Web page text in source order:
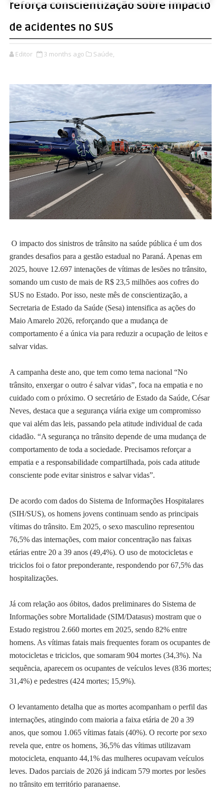
reforça conscientização sobre impacto
de acidentes no SUS
Editor 3 months ago Saúde,
O impacto dos sinistros de trânsito na saúde pública é um dos
grandes desafios para a gestão estadual no Paraná. Apenas em
2025, houve 12.697 intenações de vítimas de lesões no trânsito,
somando um custo de mais de R$ 23,5 milhões aos cofres do
SUS no Estado. Por isso, neste mês de conscientização, a
Secretaria de Estado da Saúde (Sesa) intensifica as ações do
Maio Amarelo 2026, reforçando que a mudança de
comportamento é a única via para reduzir a ocupação de leitos e
salvar vidas.
A campanha deste ano, que tem como tema nacional “No
trânsito, enxergar o outro é salvar vidas”, foca na empatia e no
cuidado com o próximo. O secretário de Estado da Saúde, César
Neves, destaca que a segurança viária exige um compromisso
que vai além das leis, passando pela atitude individual de cada
cidadão. “A segurança no trânsito depende de uma mudança de
comportamento de toda a sociedade. Precisamos reforçar a
empatia e a responsabilidade compartilhada, pois cada atitude
consciente pode evitar sinistros e salvar vidas”.
De acordo com dados do Sistema de Informações Hospitalares
(SIH/SUS), os homens jovens continuam sendo as principais
vítimas do trânsito. Em 2025, o sexo masculino representou
76,5% das internações, com maior concentração nas faixas
etárias entre 20 a 39 anos (49,4%). O uso de motocicletas e
triciclos foi o fator preponderante, respondendo por 67,5% das
hospitalizações.
Já com relação aos óbitos, dados preliminares do Sistema de
Informações sobre Mortalidade (SIM/Datasus) mostram que o
Estado registrou 2.660 mortes em 2025, sendo 82% entre
homens. As vítimas fatais mais frequentes foram os ocupantes de
motocicletas e triciclos, que somaram 904 mortes (34,3%). Na
sequência, aparecem os ocupantes de veículos leves (836 mortes;
31,4%) e pedestres (424 mortes; 15,9%).
O levantamento detalha que as mortes acompanham o perfil das
internações, atingindo com maioria a faixa etária de 20 a 39
anos, que somou 1.065 vítimas fatais (40%). O recorte por sexo
revela que, entre os homens, 36,5% das vítimas utilizavam
motocicleta, enquanto 44,1% das mulheres ocupavam veículos
leves. Dados parciais de 2026 já indicam 579 mortes por lesões
no trânsito em território paranaense.